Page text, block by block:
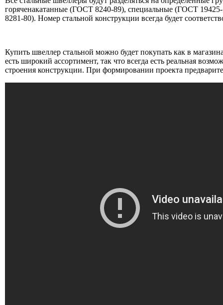
горяченакатанные (ГОСТ 8240-89), специальные (ГОСТ
8281-80). Номер стальной конструкции всегда будет
Купить швеллер стальной можно будет покупать как в
есть широкий ассортимент, так что всегда есть реальная
строения конструкции. При формировании проекта